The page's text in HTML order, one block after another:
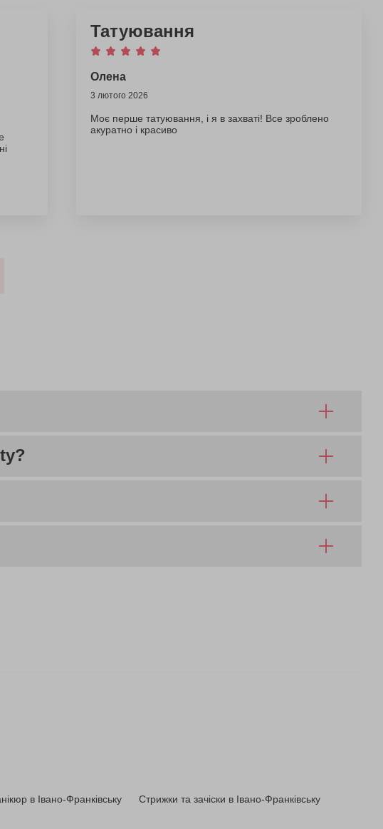
Татуювання
Олена
3 лютого 2026
Моє перше татуювання, і я в захваті! Все зроблено
акуратно і красиво
в Івано-Франківську
Стрижки та зачіски в Івано-Франківську